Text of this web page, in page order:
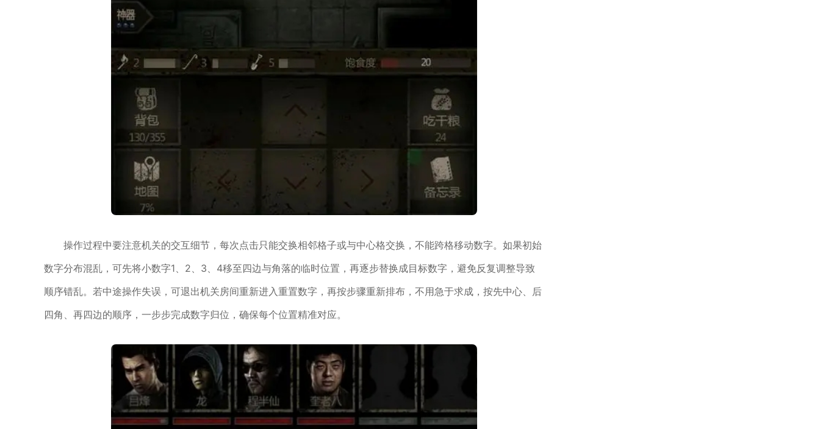
操作过程中要注意机关的交互细节，每次点击只能交换相邻格子或与中心格交换，不能跨格移动数字。如果初始
数字分布混乱，可先将小数字1、2、3、4移至四边与角落的临时位置，再逐步替换成目标数字，避免反复调整导致
顺序错乱。若中途操作失误，可退出机关房间重新进入重置数字，再按步骤重新排布，不用急于求成，按先中心、后
四角、再四边的顺序，一步步完成数字归位，确保每个位置精准对应。